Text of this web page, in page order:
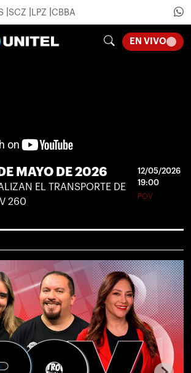
SCZ LPZ CBBA
EN VIVO
MAYO DE 2026
EL TRANSPORTE DE
260
12/05/2026
19:00
POV